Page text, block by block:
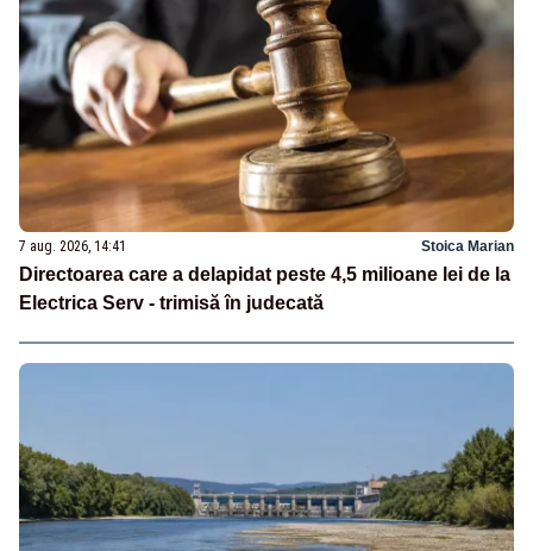
7 aug. 2026, 14:41 Stoica Marian
Directoarea care a delapidat peste 4,5 milioane lei de la
Electrica Serv - trimisă în judecată